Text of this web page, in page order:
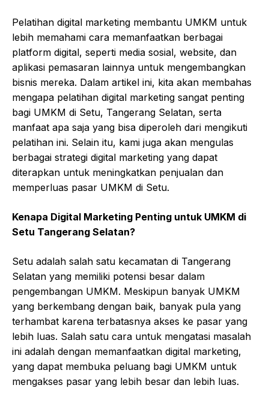
Pelatihan digital marketing membantu UMKM untuk
lebih memahami cara memanfaatkan berbagai
platform digital, seperti media sosial, website, dan
aplikasi pemasaran lainnya untuk mengembangkan
bisnis mereka. Dalam artikel ini, kita akan membahas
mengapa pelatihan digital marketing sangat penting
bagi UMKM di Setu, Tangerang Selatan, serta
manfaat apa saja yang bisa diperoleh dari mengikuti
pelatihan ini. Selain itu, kami juga akan mengulas
berbagai strategi digital marketing yang dapat
diterapkan untuk meningkatkan penjualan dan
memperluas pasar UMKM di Setu.
Kenapa Digital Marketing Penting untuk UMKM di
Setu Tangerang Selatan?
Setu adalah salah satu kecamatan di Tangerang
Selatan yang memiliki potensi besar dalam
pengembangan UMKM. Meskipun banyak UMKM
yang berkembang dengan baik, banyak pula yang
terhambat karena terbatasnya akses ke pasar yang
lebih luas. Salah satu cara untuk mengatasi masalah
ini adalah dengan memanfaatkan digital marketing,
yang dapat membuka peluang bagi UMKM untuk
mengakses pasar yang lebih besar dan lebih luas.